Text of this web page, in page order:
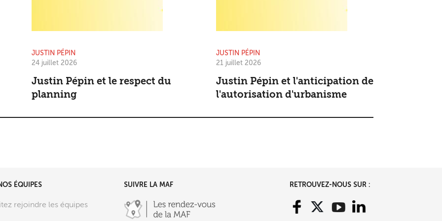
JUSTIN PÉPIN
24 juillet 2026
Justin Pépin et le respect du
planning
JUSTIN PÉPIN
21 juillet 2026
Justin Pépin et l'anticipation de
l'autorisation d'urbanisme
ÉQUIPES
rejoindre les équipes
SUIVRE LA MAF RETROUVEZ-NOUS SUR :